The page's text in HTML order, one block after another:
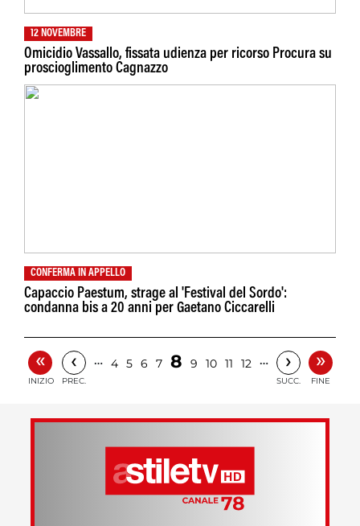
12 NOVEMBRE
Omicidio Vassallo, fissata udienza per ricorso Procura su
proscioglimento Cagnazzo
CONFERMA IN APPELLO
Capaccio Paestum, strage al 'Festival del Sordo':
condanna bis a 20 anni per Gaetano Ciccarelli
«
INIZIO
‹
PREC.
… 4 5 6 7 8 9 10 11 12 … ›
SUCC.
»
FINE